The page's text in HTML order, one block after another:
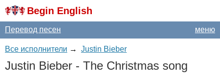
Begin English
меню
Перевод песен
Все исполнители → Justin Bieber
Justin Bieber - The Christmas song